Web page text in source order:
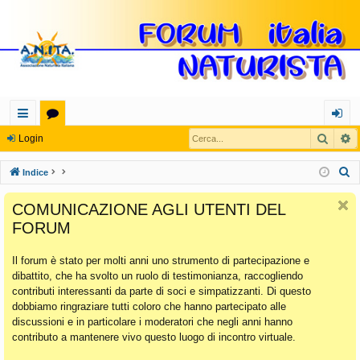
oll
eg
a
m
en
ti
Ra
pi
di
u
m
og
in
Login Cerca
Indice
COMUNICAZIONE AGLI UTENTI DEL
FORUM
Il forum è stato per molti anni uno strumento di partecipazione e
dibattito, che ha svolto un ruolo di testimonianza, raccogliendo
contributi interessanti da parte di soci e simpatizzanti. Di questo
dobbiamo ringraziare tutti coloro che hanno partecipato alle
discussioni e in particolare i moderatori che negli anni hanno
contributo a mantenere vivo questo luogo di incontro virtuale.